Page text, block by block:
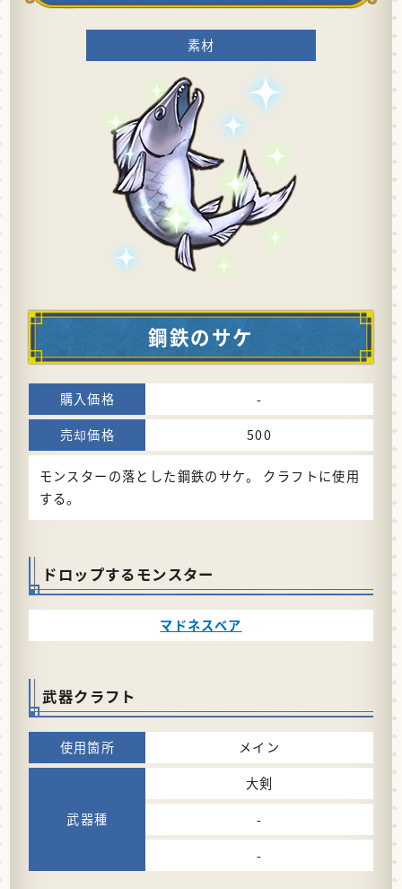
素材
鋼鉄のサケ
-
500
モンスターの落とした鋼鉄のサケ。 クラフトに使用
する。
ドロップするモンスター
マドネスベア
武器クラフト
メイン
大剣
-
-